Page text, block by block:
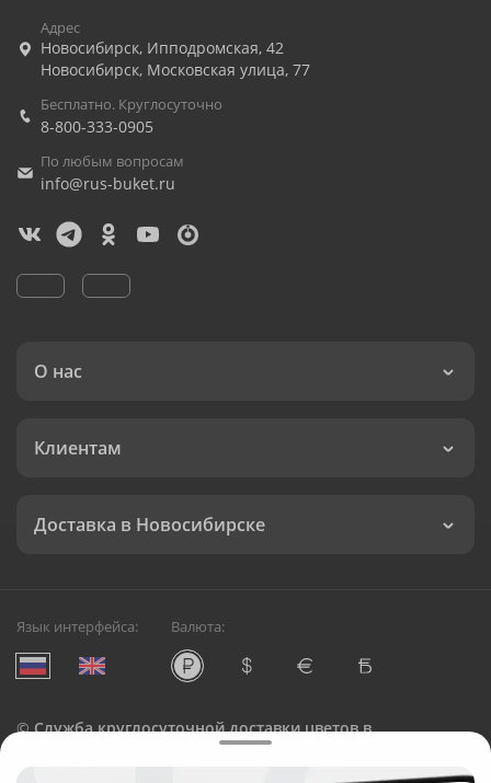
Адрес
Новосибирск, Ипподромская, 42
Новосибирск, Московская улица, 77
Бесплатно. Круглосуточно
8-800-333-0905
По любым вопросам
info@rus-buket.ru
О нас
Клиентам
Доставка в Новосибирске
Язык интерфейса: Валюта:
©Служба круглосуточной доставки цветов в
Русский Букет, 2026